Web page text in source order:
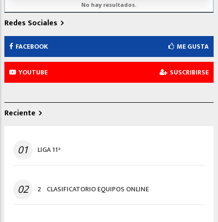
No hay resultados.
Redes Sociales
FACEBOOK ME GUSTA
YOUTUBE SUSCRIBIRSE
Reciente
01 LIGA 11ª
02 2º CLASIFICATORIO EQUIPOS ONLINE